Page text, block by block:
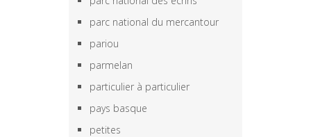
parc national du mercantour
pariou
parmelan
particulier à particulier
pays basque
petites